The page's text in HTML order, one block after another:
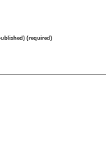
(required)